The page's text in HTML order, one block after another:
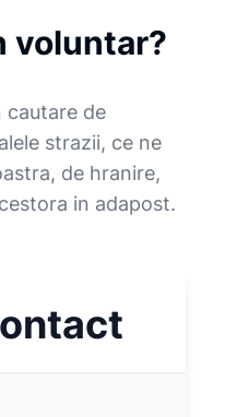
voluntar?
cautare de
strazii, ce ne
de hranire,
in adapost.